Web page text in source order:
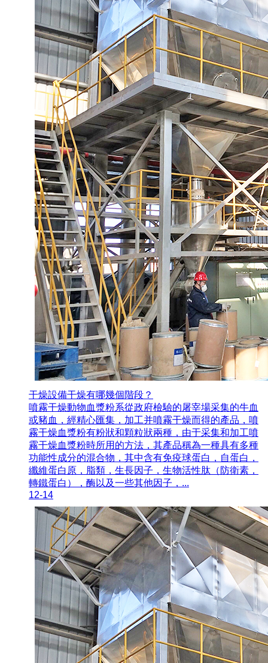
干燥設備干燥有哪幾個階段？
噴霧干燥動物血漿粉系從政府檢驗的屠宰場采集的牛血
或豬血，經精心匯集，加工并噴霧干燥而得的產品，噴
霧干燥血漿粉有粉狀和顆粒狀兩種，由于采集和加工噴
霧干燥血漿粉時所用的方法，其產品稱為一種具有多種
功能性成分的混合物，其中含有免疫球蛋白，自蛋白，
纖維蛋白原，脂類，生長因子，生物活性肽（防衛素，
轉鐵蛋白），酶以及一些其他因子，...
12-14